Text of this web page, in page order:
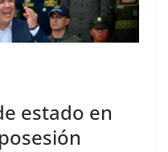
estado en